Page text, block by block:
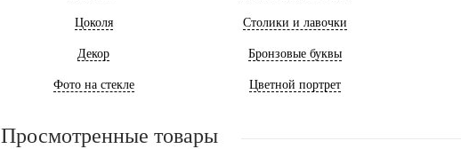
Цоколя Столики и лавочки
Декор Бронзовые буквы
Фото на стекле Цветной портрет
Просмотренные товары